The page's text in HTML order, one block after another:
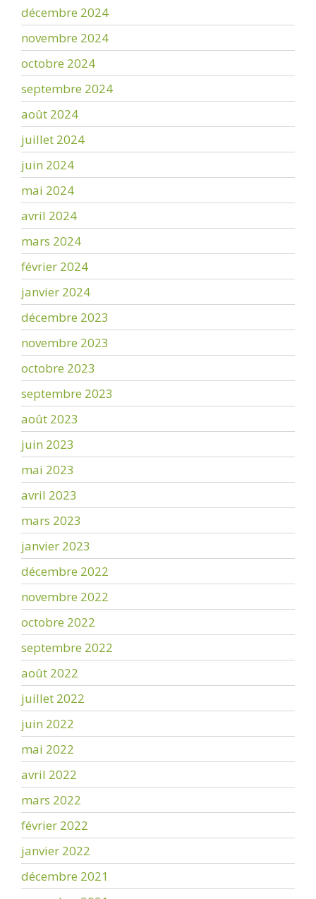
décembre 2024
novembre 2024
octobre 2024
septembre 2024
août 2024
juillet 2024
juin 2024
mai 2024
avril 2024
mars 2024
février 2024
janvier 2024
décembre 2023
novembre 2023
octobre 2023
septembre 2023
août 2023
juin 2023
mai 2023
avril 2023
mars 2023
janvier 2023
décembre 2022
novembre 2022
octobre 2022
septembre 2022
août 2022
juillet 2022
juin 2022
mai 2022
avril 2022
mars 2022
février 2022
janvier 2022
décembre 2021